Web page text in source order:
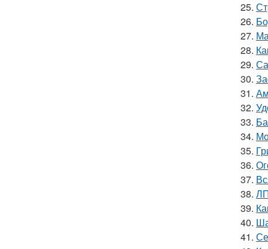
25.
26.
27.
28.
29.
30.
31.
32.
33.
34.
35.
36.
37.
38.
39.
40.
41.